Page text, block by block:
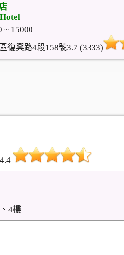
~ 15000
復興路4段158號3.7 (3333)
4樓